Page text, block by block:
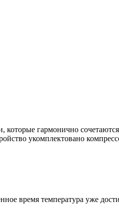
гармонично
укомплектовано
время температура уже